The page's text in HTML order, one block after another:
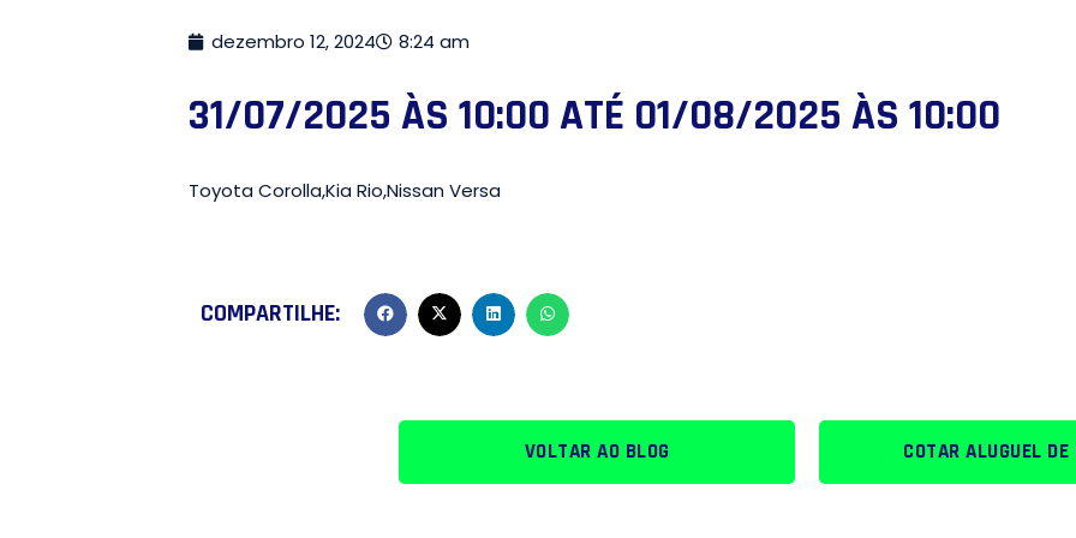
dezembro 12, 2024 8:24 am
31/07/2025 ÀS 10:00 ATÉ 01/08/2025 ÀS 10:00
Toyota Corolla,Kia Rio,Nissan Versa
COMPARTILHE:
VOLTAR AO BLOG COTAR ALUGUEL DE